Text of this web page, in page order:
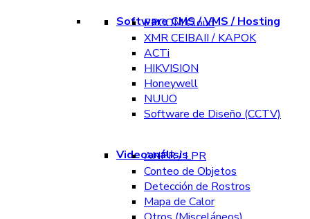
Software CMS / VMS / Hosting
EPCOM Cloud
XMR CEIBAII / KAPOK
ACTi
HIKVISION
Honeywell
NUUO
Software de Diseño (CCTV)
Videoanálisis
ANPR / LPR
Conteo de Objetos
Detección de Rostros
Mapa de Calor